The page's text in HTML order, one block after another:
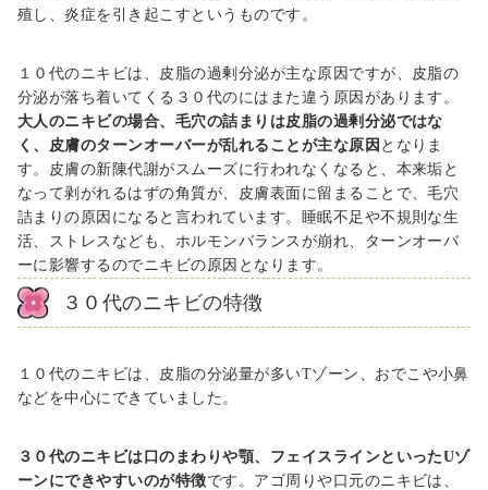
殖し、炎症を引き起こすというものです。
１０ 代のニキビは、皮脂の過剰分泌が主な原因ですが、皮脂の
分泌が落ち着いてくる３０代のにはまた違う原因があります。
大人のニキビの場合、毛穴の詰まりは皮脂の過剰分泌ではな
く、皮膚のターンオーバーが乱れることが主な原因 となりま
す。皮膚の新陳代謝がスムーズに行われなくなると、本来垢と
なって剥がれるはずの角質が、皮膚表面に留まることで、毛穴
詰まりの原因になると言われています。睡眠不足や不規則な生
活、ストレスなども、ホルモンバランスが崩れ、ターンオーバ
ーに影響するのでニキビの原因となります。
３０ 代のニキビの特徴
１０ 代のニキビは、皮脂の分泌量が多いTゾーン、おでこや小鼻
などを中心にできていました。
３０代のニキビは口のまわりや顎、フェイスラインといったUゾ
ーンにできやすいのが特徴です。アゴ周りや口元のニキビは、